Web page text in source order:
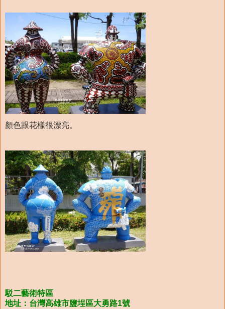
顏色跟花樣很漂亮。
駁二藝術特區
地址：台灣高雄市鹽埕區大勇路1號